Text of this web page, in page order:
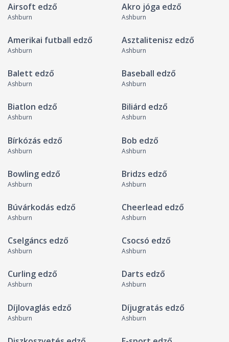
Airsoft edző
Ashburn
Akro jóga edző
Ashburn
Amerikai futball edző
Ashburn
Asztalitenisz edző
Ashburn
Balett edző
Ashburn
Baseball edző
Ashburn
Biatlon edző
Ashburn
Biliárd edző
Ashburn
Bírkózás edző
Ashburn
Bob edző
Ashburn
Bowling edző
Ashburn
Bridzs edző
Ashburn
Búvárkodás edző
Ashburn
Cheerlead edző
Ashburn
Cselgáncs edző
Ashburn
Csocsó edző
Ashburn
Curling edző
Ashburn
Darts edző
Ashburn
Díjlovaglás edző
Ashburn
Díjugratás edző
Ashburn